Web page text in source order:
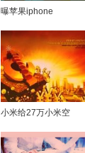
曝苹果iphone
小米给27万小米空